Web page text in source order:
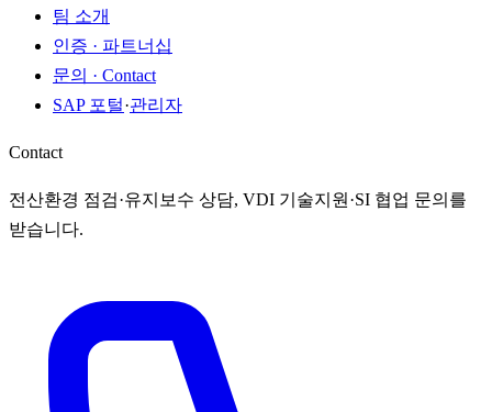
팀 소개
인증 · 파트너십
문의 · Contact
SAP 포털·관리자
Contact
전산환경 점검·유지보수 상담, VDI 기술지원·SI 협업 문의를
받습니다.